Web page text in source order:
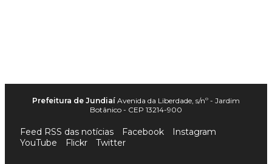
Prefeitura de Jundiaí Avenida da Liberdade, s/nº - Jardim
Botânico - CEP 13214-900
Feed RSS das notícias Facebook
Instagram
YouTube
Flickr Twitter